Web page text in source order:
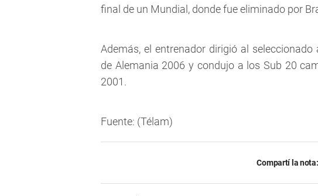
final de un Mundial, donde fue eliminado por
Además, el entrenador dirigió al
de Alemania 2006 y condujo a los Sub 20
2001.
Fuente: (Télam)
Compartí la nota: